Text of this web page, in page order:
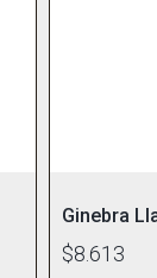
Ginebra
$8.613